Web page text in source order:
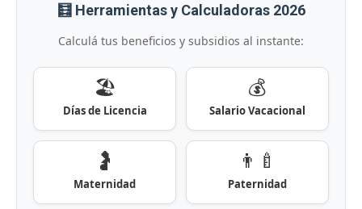
🧮 Herramientas y Calculadoras 2026
Calculá tus beneficios y subsidios al instante:
🏖️
Días de Licencia
💰
Salario Vacacional
🤰
Maternidad
👨‍🍼
Paternidad